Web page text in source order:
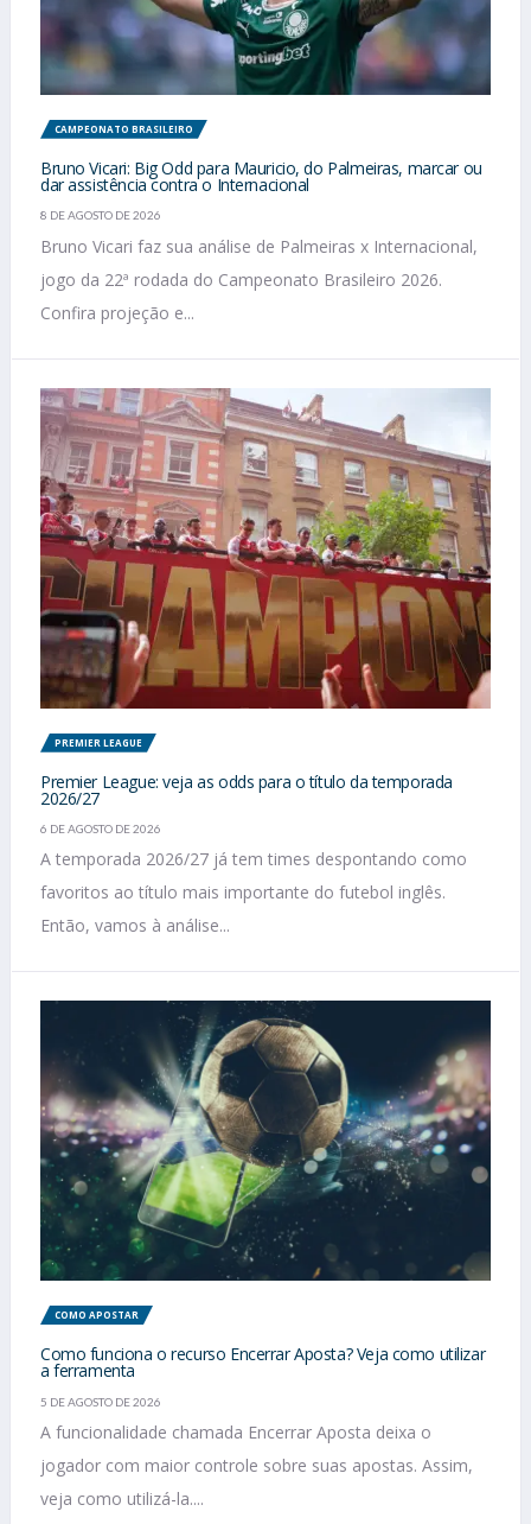
CAMPEONATO BRASILEIRO
Bruno Vicari: Big Odd para Mauricio, do Palmeiras, marcar ou
dar assistência contra o Internacional
8 DE AGOSTO DE 2026
Bruno Vicari faz sua análise de Palmeiras x Internacional,
jogo da 22ª rodada do Campeonato Brasileiro 2026.
Confira projeção e...
PREMIER LEAGUE
Premier League: veja as odds para o título da temporada
2026/27
6 DE AGOSTO DE 2026
A temporada 2026/27 já tem times despontando como
favoritos ao título mais importante do futebol inglês.
Então, vamos à análise...
COMO APOSTAR
Como funciona o recurso Encerrar Aposta? Veja como utilizar
a ferramenta
5 DE AGOSTO DE 2026
A funcionalidade chamada Encerrar Aposta deixa o
jogador com maior controle sobre suas apostas. Assim,
veja como utilizá-la....